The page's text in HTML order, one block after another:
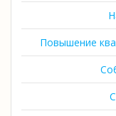
Повышение